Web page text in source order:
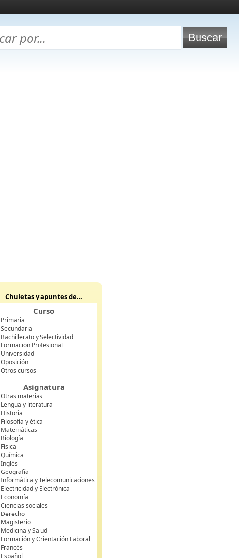
Chuletas y apuntes de...
Curso
Primaria
Secundaria
Bachillerato y Selectividad
Formación Profesional
Universidad
Oposición
Otros cursos
Asignatura
Otras materias
Lengua y literatura
Historia
Filosofía y ética
Matemáticas
Biología
Física
Química
Inglés
Geografía
Informática y Telecomunicaciones
Electricidad y Electrónica
Economía
Ciencias sociales
Derecho
Magisterio
Medicina y Salud
Formación y Orientación Laboral
Francés
Español